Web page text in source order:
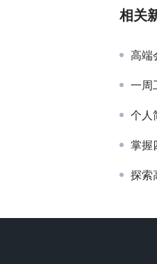
相关
高端会
一周
个人
掌握四级
探索高